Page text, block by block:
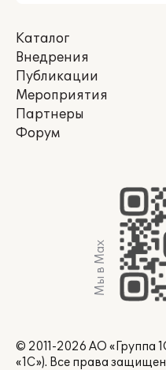
Каталог
Внедрения
Публикации
Мероприятия
Партнеры
Форум
Мы в Max
© 2011-2026 АО «Группа
«1С»). Все права